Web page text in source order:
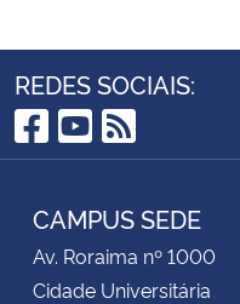
REDES SOCIAIS:
Facebook
YouTube
RSS
CAMPUS SEDE
Av. Roraima nº 1000
Cidade Universitária